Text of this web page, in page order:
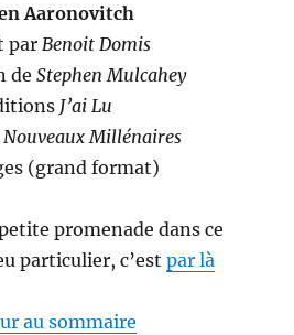
Aaronovitch
par Benoit Domis
de Stephen Mulcahey
J’ai Lu
Nouveaux Millénaires
(grand format)
promenade dans ce
particulier, c’est par là
au sommaire